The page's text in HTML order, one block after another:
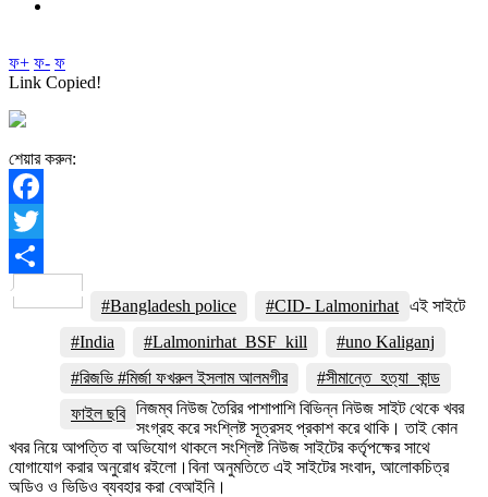
ফ+ ফ- ফ
Link Copied!
শেয়ার করুন:
Facebook
Twitter
#Bangladesh police
#CID- Lalmonirhat
#India
#Lalmonirhat_BSF_kill
#uno Kaliganj
#রিজভি #মির্জা ফখরুল ইসলাম আলমগীর
#সীমান্তে_হত্যা_কান্ড
ফাইল ছবি
এই সাইটে
নিজম্ব নিউজ তৈরির পাশাপাশি বিভিন্ন নিউজ সাইট থেকে খবর
সংগ্রহ করে সংশ্লিষ্ট সূত্রসহ প্রকাশ করে থাকি। তাই কোন
খবর নিয়ে আপত্তি বা অভিযোগ থাকলে সংশ্লিষ্ট নিউজ সাইটের কর্তৃপক্ষের সাথে
যোগাযোগ করার অনুরোধ রইলো।বিনা অনুমতিতে এই সাইটের সংবাদ, আলোকচিত্র
অডিও ও ভিডিও ব্যবহার করা বেআইনি।